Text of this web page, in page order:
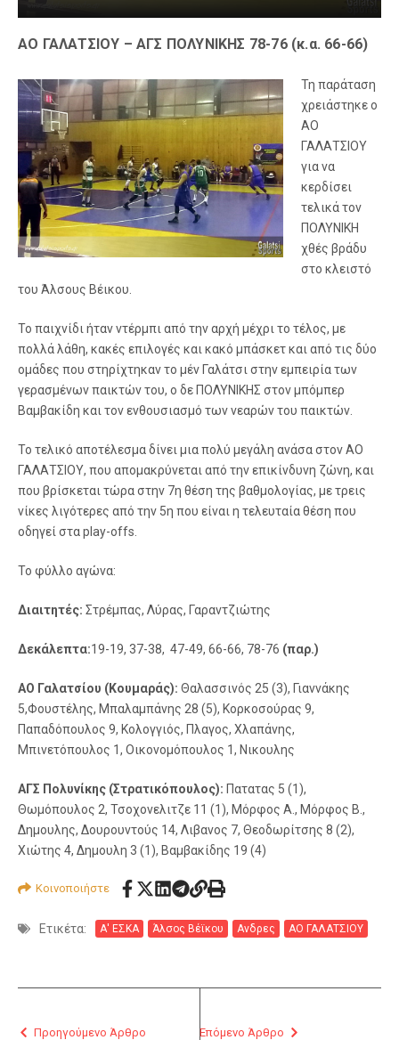
ΑΟ ΓΑΛΑΤΣΙΟΥ – ΑΓΣ ΠΟΛΥΝΙΚΗΣ 78-76 (κ.α. 66-66)
Τη παράταση
χρειάστηκε ο
ΑΟ
ΓΑΛΑΤΣΙΟΥ
για να
κερδίσει
τελικά τον
ΠΟΛΥΝΙΚΗ
χθές βράδυ
στο κλειστό
του Άλσους Βέικου.
Το παιχνίδι ήταν ντέρμπι από την αρχή μέχρι το τέλος, με
πολλά λάθη, κακές επιλογές και κακό μπάσκετ και από τις δύο
ομάδες που στηρίχτηκαν το μέν Γαλάτσι στην εμπειρία των
γερασμένων παικτών του, ο δε ΠΟΛΥΝΙΚΗΣ στον μπόμπερ
Βαμβακίδη και τον ενθουσιασμό των νεαρών του παικτών.
Το τελικό αποτέλεσμα δίνει μια πολύ μεγάλη ανάσα στον ΑΟ
ΓΑΛΑΤΣΙΟΥ, που απομακρύνεται από την επικίνδυνη ζώνη, και
που βρίσκεται τώρα στην 7η θέση της βαθμολογίας, με τρεις
νίκες λιγότερες από την 5η που είναι η τελευταία θέση που
οδηγεί στα play-offs.
Το φύλλο αγώνα:
Διαιτητές: Στρέμπας, Λύρας, Γαραντζιώτης
Δεκάλεπτα:19-19, 37-38, 47-49, 66-66, 78-76 (παρ.)
ΑΟ Γαλατσίου (Κουμαράς): Θαλασσινός 25 (3), Γιαννάκης
5,Φουστέλης, Μπαλαμπάνης 28 (5), Κορκοσούρας 9,
Παπαδόπουλος 9, Κολογγιός, Πλαγος, Χλαπάνης,
Μπινετόπουλος 1, Οικονομόπουλος 1, Νικουλης
ΑΓΣ Πολυνίκης (Στρατικόπουλος): Πατατας 5 (1),
Θωμόπουλος 2, Τσοχονελιτζε 11 (1), Μόρφος Α., Μόρφος Β.,
Δημουλης, Δουρουντούς 14, Λιβανος 7, Θεοδωρίτσης 8 (2),
Χιώτης 4, Δημουλη 3 (1), Βαμβακίδης 19 (4)
Κοινοποιήστε
Ετικέτα: Α' ΕΣΚΑ Άλσος Βέϊκου Ανδρες ΑΟ ΓΑΛΑΤΣΙΟΥ
Προηγούμενο Άρθρο Επόμενο Άρθρο